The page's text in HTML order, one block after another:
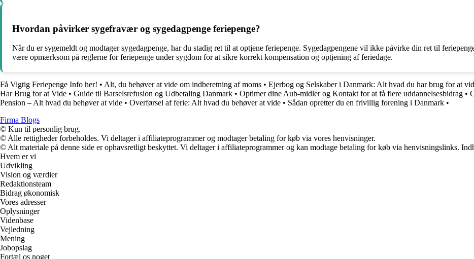
Hvordan påvirker sygefravær og sygedagpenge feriepenge?
Når du er sygemeldt og modtager sygedagpenge, har du stadig ret til at optjene feriepenge. Sygedagpengene vil ikke påvirke din ret til
være opmærksom på reglerne for feriepenge under sygdom for at sikre korrekt kompensation og optjening af feriedage.
Få Vigtig Feriepenge Info her! • Alt, du behøver at vide om indberetning af moms • Ejerbog og Selskaber i Danmark: Alt hvad du har brug for at
Har Brug for at Vide • Guide til Barselsrefusion og Udbetaling Danmark • Optimer dine Aub-midler og Kontakt for at få flere uddannelsesbidrag •
Pension – Alt hvad du behøver at vide • Overførsel af ferie: Alt hvad du behøver at vide • Sådan opretter du en frivillig forening i Danmark •
Firma Blogs
© Kun til personlig brug.
© Alle rettigheder forbeholdes. Vi deltager i affiliateprogrammer og modtager betaling for køb via vores henvisninger.
© Alt materiale på denne side er ophavsretligt beskyttet. Vi deltager i affiliateprogrammer og kan modtage betaling for køb via henvisningslinks.
Hvem er vi
Udvikling
Vision og værdier
Redaktionsteam
Bidrag økonomisk
Vores adresser
Oplysninger
Videnbase
Vejledning
Mening
Jobopslag
Fortæl os noget